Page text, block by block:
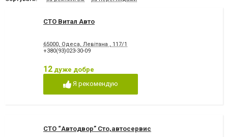
Заправка автокондиціонерів
Обслуговування автомобіля
Проточка гальмівних дисків
Ремонт АКПП
Ремонт автокондиціонерів
Ремонт бамперів
Ремонт вантажних авто
Ремонт двигуна
Ремонт легкових авто
Ремонт легкових авто
Ремонт форсунок
СТО Витал Авто
65000, Одеса, Левітана , 117/1
+380(93)023-30-09
12 дуже добре
Я рекомендую
СТО “Автодвор” Сто,автосервис